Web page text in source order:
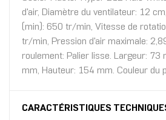
d'air, Diamètre du ventilateur: 12
(min): 650 tr/min, Vitesse de
tr/min, Pression d'air maximale:
roulement: Palier lisse. Largeur: 73
mm, Hauteur: 154 mm. Couleur du
CARACTÉRISTIQUES